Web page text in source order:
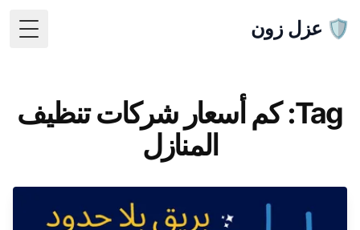
🛡️ عزل زون
Tag: كم أسعار شركات تنظيف
المنازل